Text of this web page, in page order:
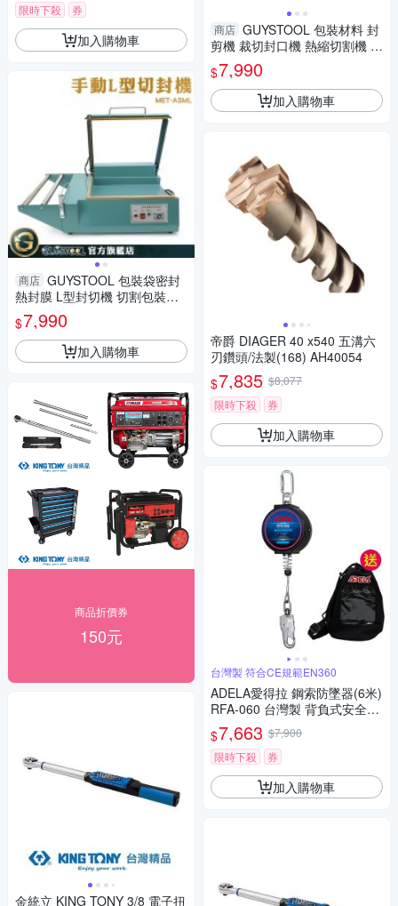
限時下殺 券
加入購物車
商店 GUYSTOOL 包裝袋密封
熱封膜 L型封切機 切割包裝機
產品分裝 包裝設備 MET-ASML
手壓切割
$7,990
加入購物車
商品折價券
150元
金統立 KING TONY 3/8 電子扭
商店 GUYSTOOL 包裝材料 封
剪機 裁切封口機 熱縮切割機 M
ET-ASML 輕鬆分裝 手壓封切機
合掌夾邊袋
$7,990
加入購物車
帝爵 DIAGER 40 x540 五溝六
刃鑽頭/法製(168) AH40054
$7,835 $8,077
限時下殺
券
加入購物車
台灣製 符合CE規範EN360
ADELA愛得拉 鋼索防墜器(6米)
RFA-060 台灣製 背負式安全帶
防墜器(高空作業防墜落適用)
$7,663 $7,900
限時下殺
券
加入購物車